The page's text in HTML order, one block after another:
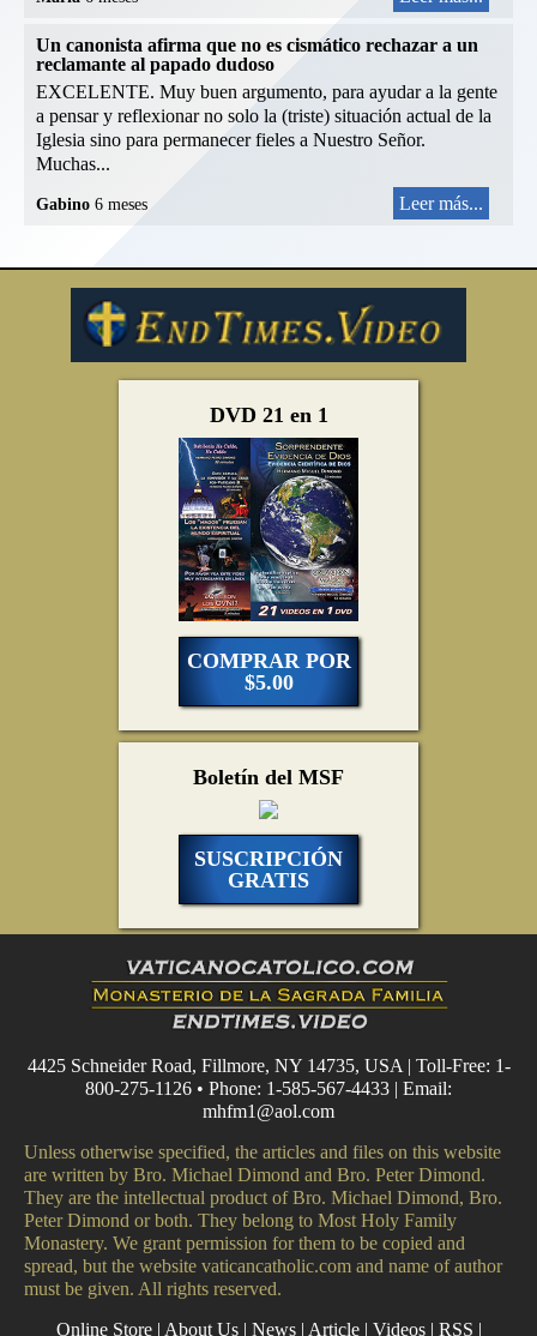
Un canonista afirma que no es cismático rechazar a un
reclamante al papado dudoso
EXCELENTE. Muy buen argumento, para ayudar a la gente
a pensar y reflexionar no solo la (triste) situación actual de la
Iglesia sino para permanecer fieles a Nuestro Señor.
Muchas...
Gabino 6 meses Leer más...
DVD 21 en 1
COMPRAR POR
$5.00
Boletín del MSF
SUSCRIPCIÓN
GRATIS
4425 Schneider Road, Fillmore, NY 14735, USA | Toll-Free: 1-
800-275-1126 • Phone: 1-585-567-4433 | Email:
mhfm1@aol.com
Unless otherwise specified, the articles and files on this website
are written by Bro. Michael Dimond and Bro. Peter Dimond.
They are the intellectual product of Bro. Michael Dimond, Bro.
Peter Dimond or both. They belong to Most Holy Family
Monastery. We grant permission for them to be copied and
spread, but the website vaticancatholic.com and name of author
must be given. All rights reserved.
Online Store| About Us| News| Article| Videos| RSS |